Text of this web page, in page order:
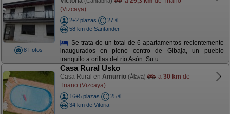
8 Fotos
(Vizcaya)
2+2 plazas
27 €
58 km de Santander
Se trata de un total de 6 apartamentos recientemente
inaugurados en pleno centro de Gibaja, un pueblo
tranquilo a orillas del río Asón. Su u ...
Casa Rural Usko
Casa Rural en Amurrio (Álava) a 30 km de
Triano (Vizcaya)
16+5 plazas
25 €
34 km de Vitoria